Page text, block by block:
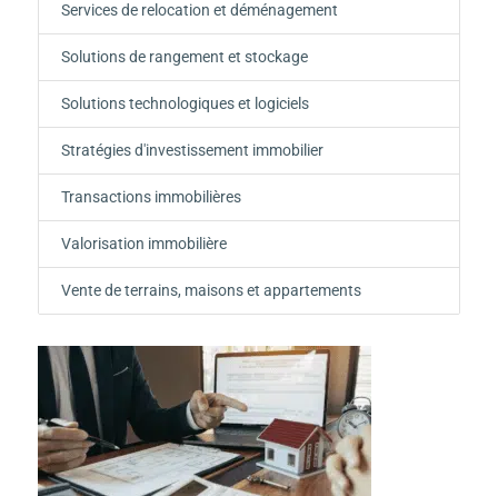
Services de relocation et déménagement
Solutions de rangement et stockage
Solutions technologiques et logiciels
Stratégies d'investissement immobilier
Transactions immobilières
Valorisation immobilière
Vente de terrains, maisons et appartements